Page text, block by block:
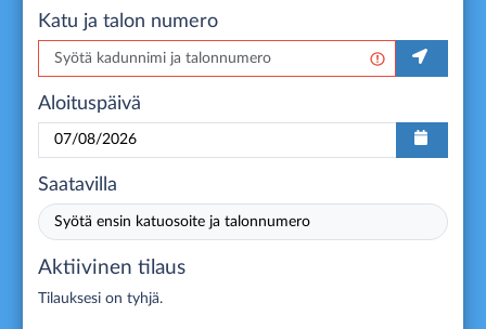
Katu ja talon numero
Aloituspäivä
Saatavilla
Syötä ensin katuosoite ja talonnumero
Aktiivinen tilaus
Tilauksesi on tyhjä.